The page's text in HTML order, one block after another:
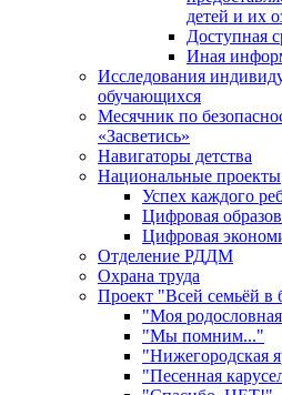
детей и их
Доступная
Иная
Исследования
обучающихся
Месячник по
«Засветись»
Навигаторы детства
Национальные проекты
Успех каждого
Цифровая
Цифровая
Отделение РДДМ
Охрана труда
Проект "Всей семьёй в
"Моя
"Мы помним..."
"Нижегородская
"Песенная